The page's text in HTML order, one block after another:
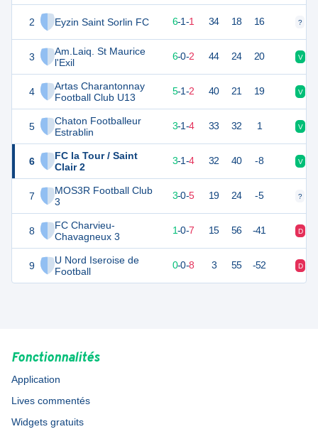
2 Eyzin Saint Sorlin FC
3
Am.Laiq. St Maurice
l'Exil
4
Artas Charantonnay
Football Club U13
5
Chaton Footballeur
Estrablin
6
FC la Tour / Saint
Clair 2
7
MOS3R Football Club
3
8
FC Charvieu-
Chavagneux 3
9
U Nord Iseroise de
Football
19 6-1-1 34 18 16 ?
18 6-0-2 44 24 20 V
16 5-1-2 40 21 19 V
10 3-1-4 33 32 1 V
10 3-1-4 32 40 -8 V
9 8 3-0-5 19 24 -5 ?
1-0-7 15 56 -41 D
0 0-0-8 3 55 -52 D
Fonctionnalités
Application
Lives commentés
Widgets gratuits